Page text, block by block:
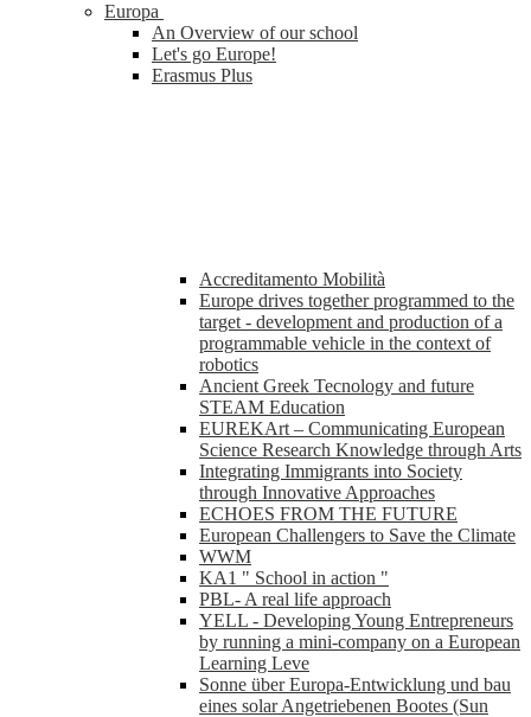
Europa
An Overview of our school
Let's go Europe!
Erasmus Plus
Accreditamento Mobilità
Europe drives together programmed to the
target - development and production of a
programmable vehicle in the context of
robotics
Ancient Greek Tecnology and future
STEAM Education
EUREKArt – Communicating European
Science Research Knowledge through Arts
Integrating Immigrants into Society
through Innovative Approaches
ECHOES FROM THE FUTURE
European Challengers to Save the Climate
WWM
KA1 " School in action "
PBL- A real life approach
YELL - Developing Young Entrepreneurs
by running a mini-company on a European
Learning Leve
Sonne über Europa-Entwicklung und bau
eines solar Angetriebenen Bootes (Sun